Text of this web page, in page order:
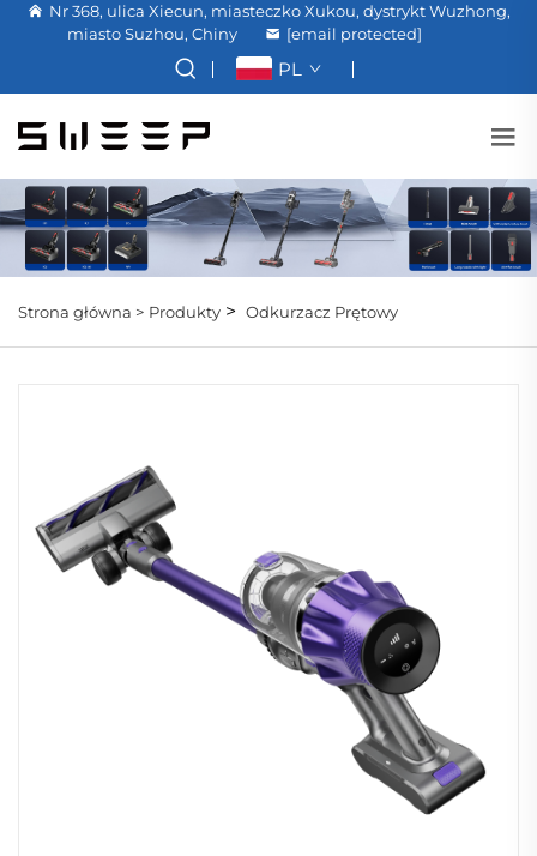
Nr 368, ulica Xiecun, miasteczko Xukou, dystrykt Wuzhong,
miasto Suzhou, Chiny
[email protected]
PL
Strona główna > Produkty > Odkurzacz Prętowy